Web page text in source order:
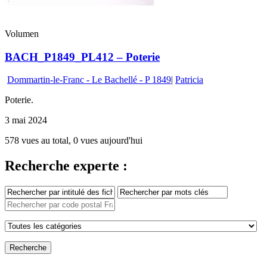
Volumen
BACH_P1849_PL412 – Poterie
Dommartin-le-Franc - Le Bachellé - P 1849| Patricia
Poterie.
3 mai 2024
578 vues au total, 0 vues aujourd'hui
Recherche experte :